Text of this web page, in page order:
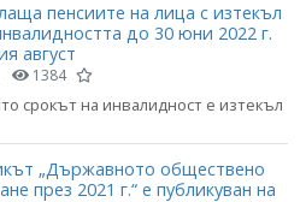
пенсиите на лица с изтекъл
до 30 юни 2022 г.
август
1384
срокът на инвалидност е изтекъл
„Държавното обществено
през 2021 г.“ е публикуван на